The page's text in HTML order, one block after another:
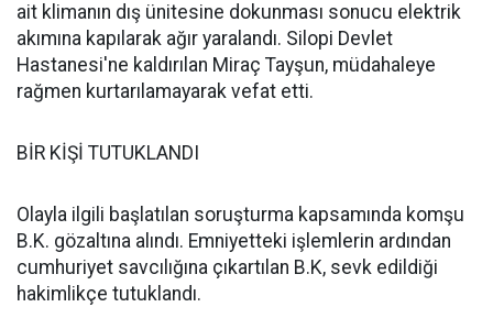
ait klimanın dış ünitesine dokunması sonucu elektrik
akımına kapılarak ağır yaralandı. Silopi Devlet
Hastanesi'ne kaldırılan Miraç Tayşun, müdahaleye
rağmen kurtarılamayarak vefat etti.
BİR KİŞİ TUTUKLANDI
Olayla ilgili başlatılan soruşturma kapsamında komşu
B.K. gözaltına alındı. Emniyetteki işlemlerin ardından
cumhuriyet savcılığına çıkartılan B.K, sevk edildiği
hakimlikçe tutuklandı.